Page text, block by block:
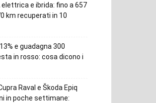
elettrica e ibrida: fino a 657
km recuperati in 10
e guadagna 300
in rosso: cosa dicono i
Raval e Škoda Epiq
in poche settimane: